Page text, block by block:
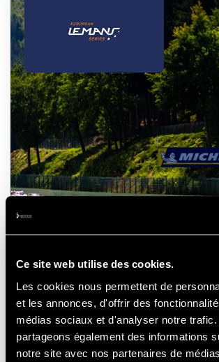
Ce site web utilise des cookies.
Les cookies nous permettent de
et les annonces, d'offrir des
médias sociaux et d'analyser notre trafic.
partageons également des informations
notre site avec nos partenaires de
ELMS - 4 HOURS
-
21-22-23AUGUSTUS
2026